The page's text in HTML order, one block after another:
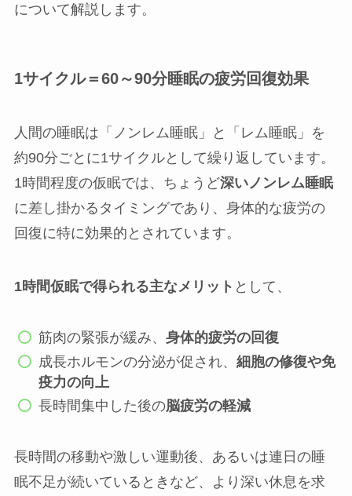
について解説します。
1サイクル＝60～90分睡眠の疲労回復効果
人間の睡眠は「ノンレム睡眠」と「レム睡眠」を
約90分ごとに1サイクルとして繰り返しています。
1時間程度の仮眠では、ちょうど深いノンレム睡眠
に差し掛かるタイミングであり、身体的な疲労の
回復に特に効果的とされています。
1時間仮眠で得られる主なメリット として、
筋肉の緊張が緩み、身体的疲労の回復
成長ホルモンの分泌が促され、細胞の修復や免
疫力の向上
長時間集中した後の脳疲労の軽減
長時間の移動や激しい運動後、あるいは連日の睡
眠不足が続いているときなど、より深い休息を求